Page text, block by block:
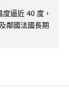
逼近 40 度，
鄰國法國長期